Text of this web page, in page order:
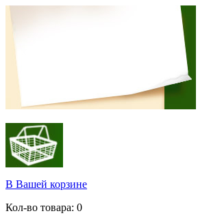
В Вашей корзине
Кол-во товара: 0